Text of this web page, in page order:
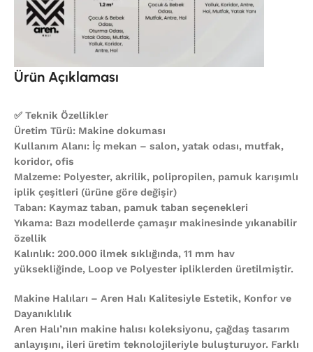
Ürün Açıklaması
✅ Teknik Özellikler
Üretim Türü: Makine dokuması
Kullanım Alanı: İç mekan – salon, yatak odası, mutfak,
koridor, ofis
Malzeme: Polyester, akrilik, polipropilen, pamuk karışımlı
iplik çeşitleri (ürüne göre değişir)
Taban: Kaymaz taban, pamuk taban seçenekleri
Yıkama: Bazı modellerde çamaşır makinesinde yıkanabilir
özellik
Kalınlık: 200.000 ilmek sıklığında, 11 mm hav
yüksekliğinde, Loop ve Polyester ipliklerden üretilmiştir.
Makine Halıları – Aren Halı Kalitesiyle Estetik, Konfor ve
Dayanıklılık
Aren Halı’nın makine halısı koleksiyonu, çağdaş tasarım
anlayışını, ileri üretim teknolojileriyle buluşturuyor. Farklı